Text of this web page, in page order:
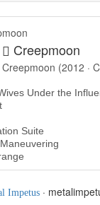
Creepmoon
Creepmoon (2012 ·
Under the
Suite
Impetus ·